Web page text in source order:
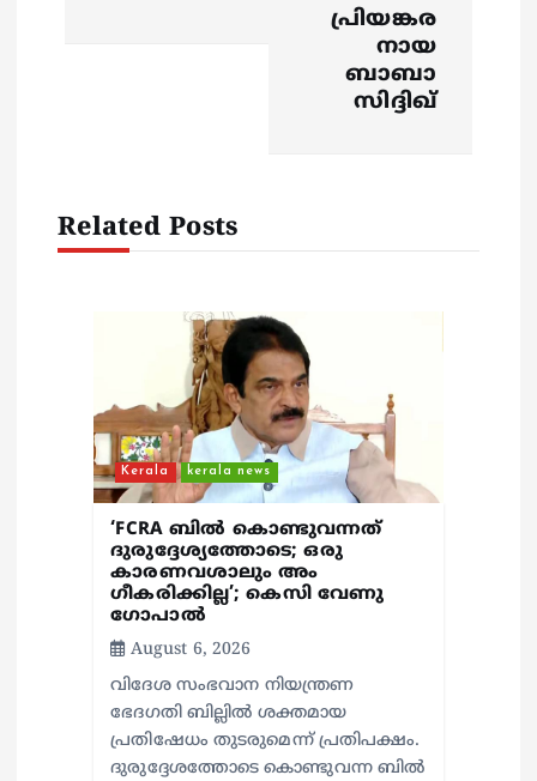
g
പ്രിയങ്കര
നായ
ബാബാ
സിദ്ദിഖ്
Related Posts
Kerala kerala news
‘FCRA ബിൽ കൊണ്ടുവന്നത്
ദുരുദ്ദേശ്യത്തോടെ; ഒരു
കാരണവശാലും അം​
ഗീകരിക്കില്ല’; കെസി വേണു​
ഗോപാൽ
August 6, 2026
വിദേശ സംഭവാന നിയന്ത്രണ
ഭേദഗതി ബില്ലിൽ ശക്തമായ
പ്രതിഷേധം തുടരുമെന്ന് പ്രതിപക്ഷം.
ദുരുദ്ദേശത്തോടെ കൊണ്ടുവന്ന ബിൽ